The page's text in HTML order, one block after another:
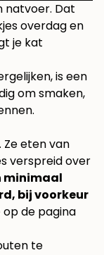
natvoer. Dat
overdag en
je kat
is een
om smaken,
eten van
verspreid over
minimaal
bij voorkeur
op de pagina
te